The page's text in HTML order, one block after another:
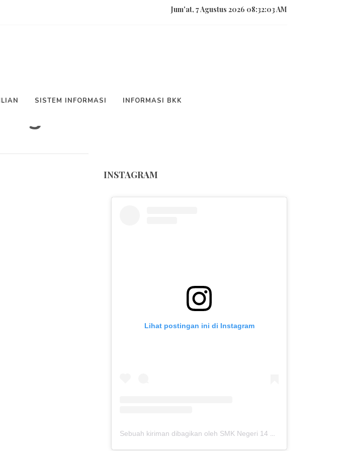
Jum'at, 7 Agustus 2026 08:32:03 AM
SISTEM INFORMASI INFORMASI BKK
Di Website Resmi SMK
INSTAGRAM
Lihat postingan ini di Instagram
Sebuah kiriman dibagikan oleh SMK Negeri 14 Kota Bekasi (@smkn14kotabekasi)